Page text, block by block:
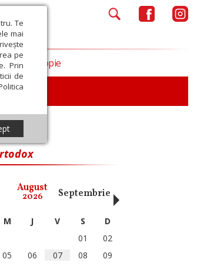
Te
mai
pe
Prin
de
Filantropie
August
2026 Septembrie Octombrie
M J V S
D
01
02
05 06 07 08
09